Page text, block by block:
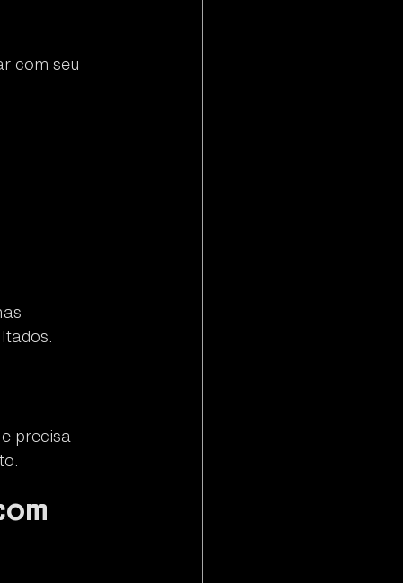
com seu
precisa